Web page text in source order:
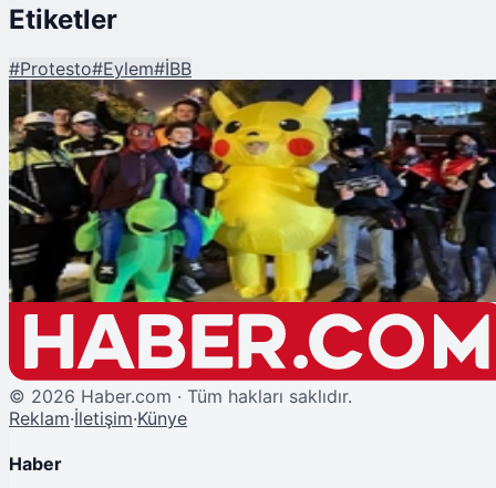
Etiketler
#Protesto#Eylem#İBB
Şu An Okunan
Eylemci 'Pikachu' Dünya Basınında! İşte Gelen Yorumlar
© 2026 Haber.com · Tüm hakları saklıdır.
Reklam·İletişim·Künye
Haber